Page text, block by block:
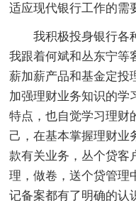
适应现代银行工作的需
我积极投身银行各
我跟着何斌和丛东宁等
薪加薪产品和基金定投
加强理财业务知识的学
特点，也自觉学习理财
己，在基本掌握理财业
款有关业务，丛个贷客
理，做卷，送个贷管理
记备案都有了明确的认